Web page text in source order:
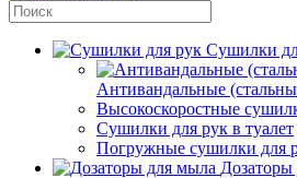
Сушилки
Антивандальные
Высокоскоростные
Сушилки для рук в туалет
Погружные сушилки для